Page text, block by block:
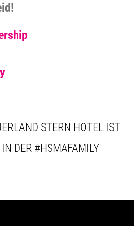
STERN HOTEL IST
DER #HSMAFAMILY